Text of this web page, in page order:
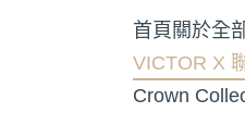
首頁 關於全
VICTOR X
Crown